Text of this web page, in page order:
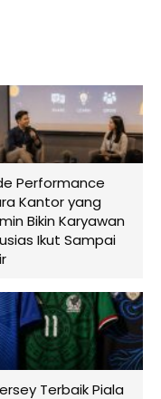
Performance
Kantor yang
Bikin Karyawan
Ikut Sampai
Terbaik Piala